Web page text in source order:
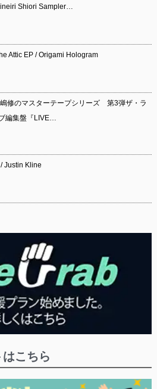
Shiori Sampler…
Attic EP / Origami Hologram
嶋修のマスターテープシリーズ 第3弾ザ・ラ
編集盤『LIVE…
Justin Kline
こちら